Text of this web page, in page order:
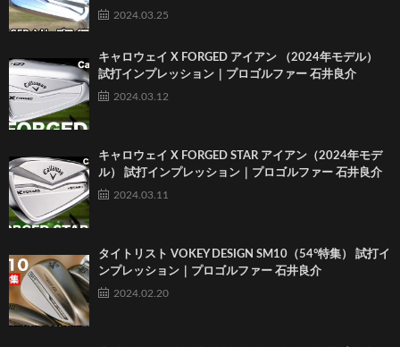
2024.03.25
キャロウェイ X FORGED アイアン （2024年モデル）
試打インプレッション｜プロゴルファー 石井良介
2024.03.12
キャロウェイ X FORGED STAR アイアン（2024年モデ
ル） 試打インプレッション｜プロゴルファー 石井良介
2024.03.11
タイトリスト VOKEY DESIGN SM10（54°特集） 試打イ
ンプレッション｜プロゴルファー 石井良介
2024.02.20